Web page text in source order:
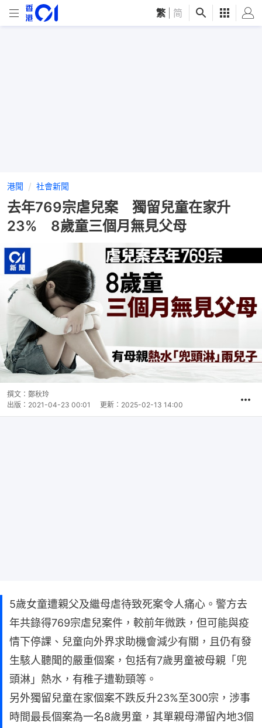
繁 简
港聞 社會新聞
去年769宗虐兒案 獨留兒童在家升
23% 8歲童三個月無見父母
撰文： 鄭秋玲
出版： 2021-04-23 00:01 更新： 2025-02-13 14:00
5歲女童遭親父及繼母虐待致死案令人痛心。警方去
年共錄得769宗虐兒案件，較前年微跌，但可能與疫
情下停課、兒童向外界求助機會減少有關，且仍有發
生駭人聽聞的嚴重個案，包括有7歲男童被母親「兜
頭淋」熱水，有稚子遭勒頸等。
另外獨留兒童在家個案不跌反升23%至300宗，涉事
時間最長個案為一名8歲男童，其單親母滯留內地3個